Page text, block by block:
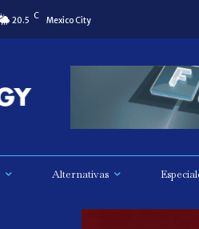
20.5 C Mexico City
Alternativas